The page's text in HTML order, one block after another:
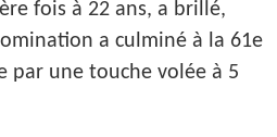
fois à 22 ans, a brillé,
a culminé à la 61e
par une touche volée à 5